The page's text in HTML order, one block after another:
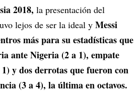
2018, la presentación del
lejos de ser la ideal y Messi
más para su estadísticas que
ante Nigeria (2 a 1), empate
y dos derrotas que fueron con
(3 a 4), la última en octavos.